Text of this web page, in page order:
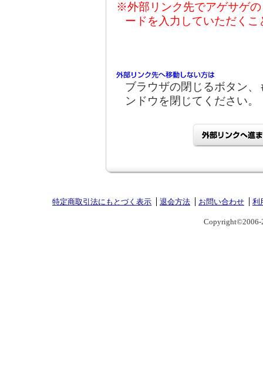
※外部リンク先でアゲサゲ
ードを入力していただく
ブラウザの閉じるボタン
ンドウを閉じてください。
特定商取引法にもとづく表示 退会方法 お問い合わせ 利
Copyright©2006-